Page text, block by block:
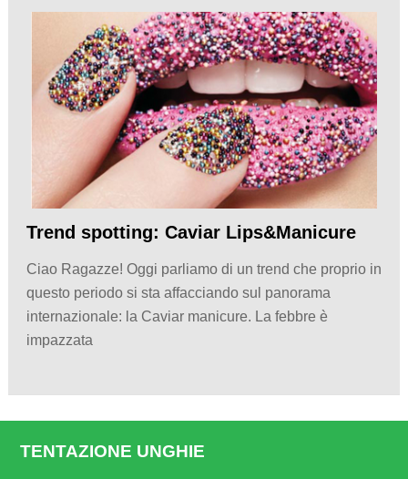
Trend spotting: Caviar Lips&Manicure
Ciao Ragazze! Oggi parliamo di un trend che proprio in
questo periodo si sta affacciando sul panorama
internazionale: la Caviar manicure. La febbre è
impazzata
TENTAZIONE UNGHIE